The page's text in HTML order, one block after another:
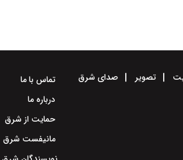
تصویر صدای شرق
تماس با ما
درباره ما
حمایت از شرق
مانیفست شرق